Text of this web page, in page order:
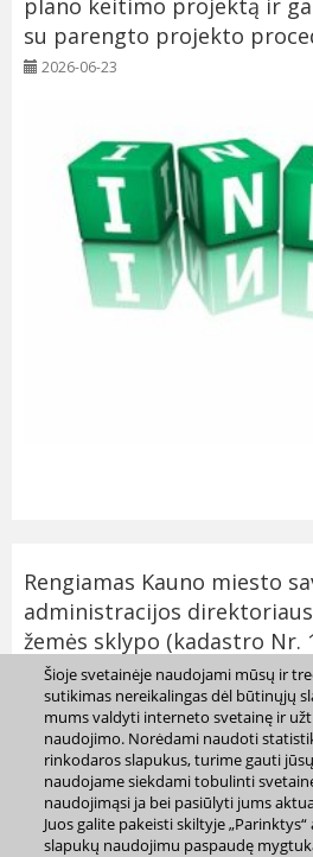
plano keitimo projektą ir
su parengto projekto
2026-06-23
Rengiamas Kauno miesto
administracijos
žemės sklypo (kadastro Nr.
Kaune formavimo ir
rengimo organizavimo
2026-06-23
Šioje svetainėje naudojami mūsų ir
sutikimas nereikalingas dėl būtinųjų
mums valdyti interneto svetainę ir
naudojimo. Norėdami naudoti
rinkodaros slapukus, turime gauti
naudojame siekdami tobulinti
naudojimąsi ja bei pasiūlyti jums
Juos galite pakeisti skiltyje
slapukų naudojimu paspaudę